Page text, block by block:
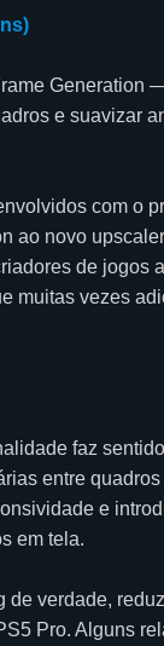
e suavizar
com o
ao novo
de jogos
muitas vezes
faz
entre
e
em tela.
verdade,
Pro. Alguns